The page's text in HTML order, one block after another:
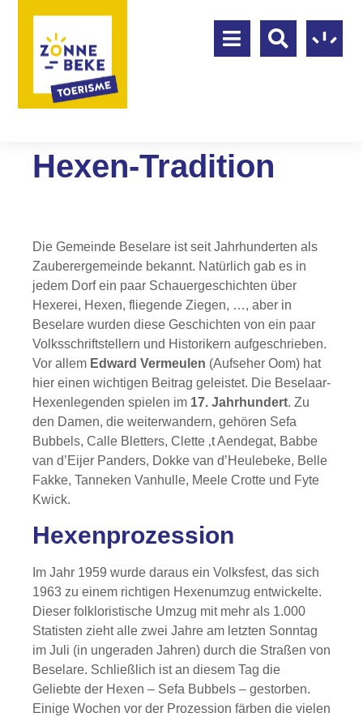
Hexen-Tradition
Die Gemeinde Beselare ist seit Jahrhunderten als
Zauberergemeinde bekannt. Natürlich gab es in
jedem Dorf ein paar Schauergeschichten über
Hexerei, Hexen, fliegende Ziegen, …, aber in
Beselare wurden diese Geschichten von ein paar
Volksschriftstellern und Historikern aufgeschrieben.
Vor allem Edward Vermeulen (Aufseher Oom) hat
hier einen wichtigen Beitrag geleistet. Die Beselaar-
Hexenlegenden spielen im 17. Jahrhundert. Zu
den Damen, die weiterwandern, gehören Sefa
Bubbels, Calle Bletters, Clette ‚t Aendegat, Babbe
van d’Eijer Panders, Dokke van d’Heulebeke, Belle
Fakke, Tanneken Vanhulle, Meele Crotte und Fyte
Kwick.
Hexenprozession
Im Jahr 1959 wurde daraus ein Volksfest, das sich
1963 zu einem richtigen Hexenumzug entwickelte.
Dieser folkloristische Umzug mit mehr als 1.000
Statisten zieht alle zwei Jahre am letzten Sonntag
im Juli (in ungeraden Jahren) durch die Straßen von
Beselare. Schließlich ist an diesem Tag die
Geliebte der Hexen – Sefa Bubbels – gestorben.
Einige Wochen vor der Prozession färben die vielen